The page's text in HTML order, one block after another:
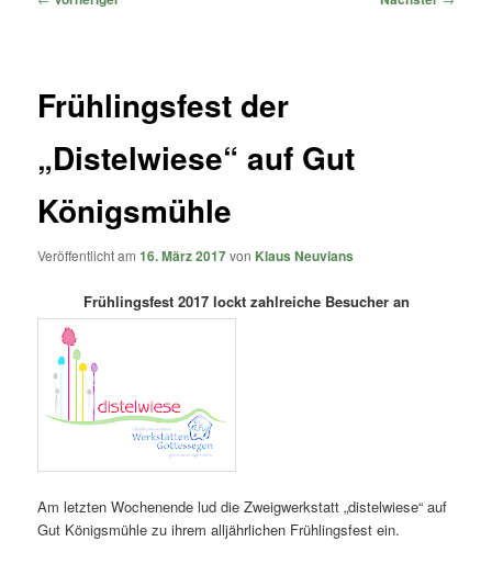
Frühlingsfest der
„Distelwiese“ auf Gut
Königsmühle
Veröffentlicht am16. März 2017von Klaus Neuvians
Frühlingsfest 2017 lockt zahlreiche Besucher an
Am letzten Wochenende lud die Zweigwerkstatt „distelwiese“ auf
Gut Königsmühle zu ihrem alljährlichen Frühlingsfest ein.